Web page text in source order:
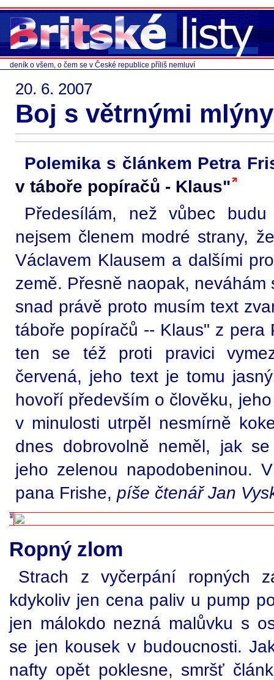
deník o všem, o čem se v České republice příliš nemluví
20. 6. 2007
Boj s větrnými mlýny
Polemika s článkem Petra
v táboře popíračů - Klaus"
Předesílám, než vůbec
nejsem členem modré strany,
Václavem Klausem a dalšími
země. Přesně naopak, neváhám
snad právě proto musím text
táboře popíračů -- Klaus" z pera
ten se též proti pravici
červená, jeho text je tomu
hovoří především o člověku,
v minulosti utrpěl nesmírně
dnes dobrovolně neměl, jak
jeho zelenou napodobeninou.
pana Frishe, píše čtenář Jan
Ropný zlom
Strach z vyčerpání ropných
kdykoliv jen cena paliv u pump
jen málokdo nezná malůvku s
se jen kousek v budoucnosti.
nafty opět poklesne, smršť